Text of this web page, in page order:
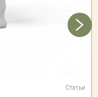
Статьи